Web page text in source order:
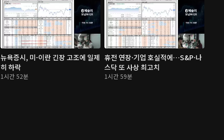
뉴욕증시, 미-이란 긴장 고조에 일제
히 하락
1시간 52분
휴전 연장·기업 호실적에…S&P·나
스닥 또 사상 최고치
1시간 59분